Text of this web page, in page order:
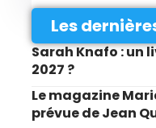
Les
Sarah Knafo : un
2027 ?
Le magazine
prévue de Jean